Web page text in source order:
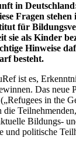
in
Fragen
für
sie als Kinder
Hinweise
besteht.
ist es,
Das neue
in the
Bildungs-
und politische